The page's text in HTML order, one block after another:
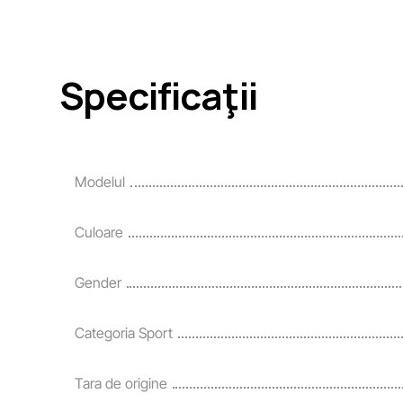
Specificaţii
Modelul
Culoare
Gender
Categoria Sport
Tara de origine